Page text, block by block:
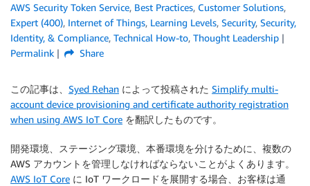
AWS Security Token Service, Best Practices, Customer Solutions,
Expert (400), Internet of Things, Learning Levels, Security, Security,
Identity, & Compliance, Technical How-to, Thought Leadership
Permalink
Share
この記事は、 Syed Rehan によって投稿された Simplify multi-
account device provisioning and certificate authority registration
when using AWS IoT Core を翻訳したものです。
開発環境、ステージング環境、本番環境を分けるために、複数の
AWS アカウントを管理しなければならないことがよくあります。
AWS IoT Core に IoT ワークロードを展開する場合、お客様は通